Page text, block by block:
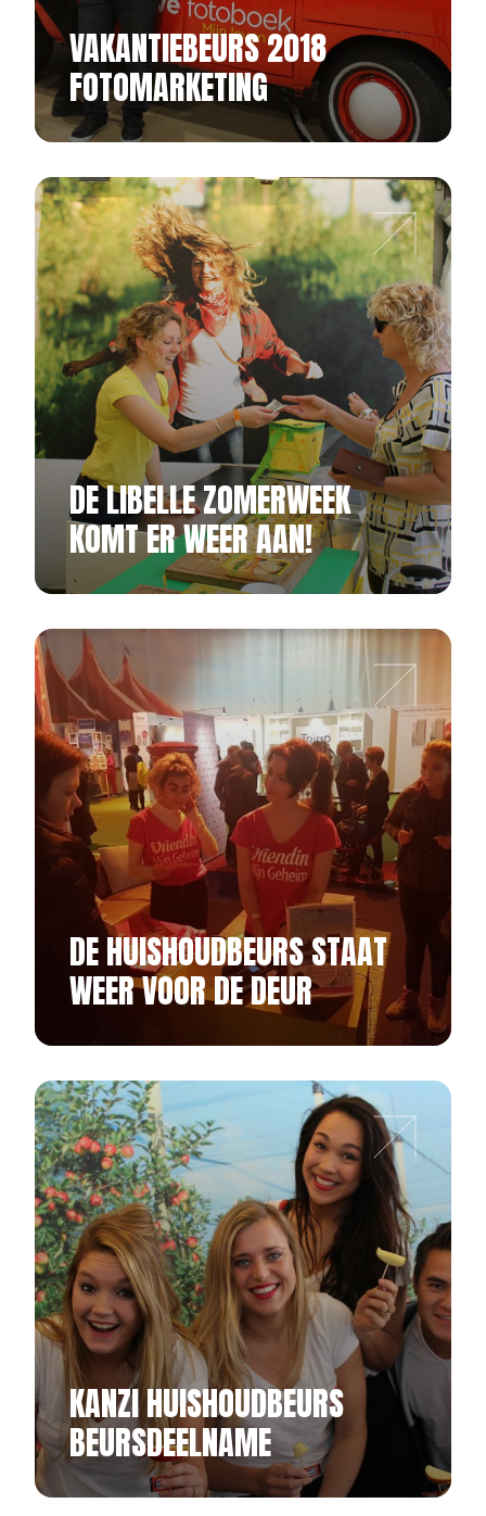
VAKANTIEBEURS 2018
FOTOMARKETING
DE LIBELLE ZOMERWEEK
KOMT ER WEER AAN!
DE HUISHOUDBEURS STAAT
WEER VOOR DE DEUR
KANZI HUISHOUDBEURS
BEURSDEELNAME